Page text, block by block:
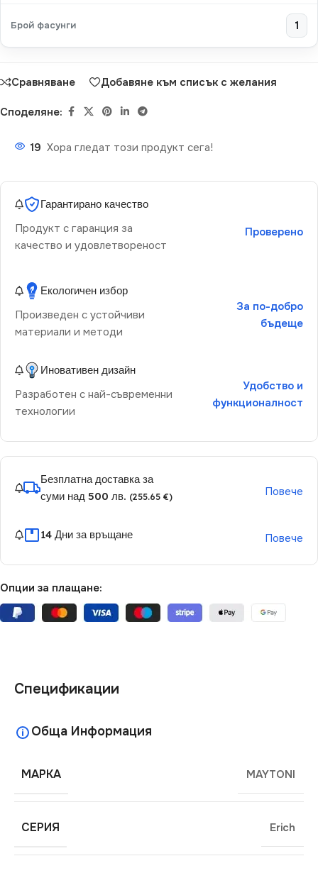
Брой фасунги 1
Сравняване Добавяне към списък с желания
Споделяне:
19 Хора гледат този продукт сега!
Гарантирано качество
Продукт с гаранция за
качество и удовлетвореност
Проверено
Екологичен избор
Произведен с устойчиви
материали и методи
За по-добро
бъдеще
Иновативен дизайн
Разработен с най-съвременни
технологии
Удобство и
функционалност
Безплатна доставка за
суми над 500 лв. (255.65 €) Повече
14 Дни за връщане Повече
Опции за плащане:
Спецификации
Обща Информация
МАРКА MAYTONI
СЕРИЯ Erich